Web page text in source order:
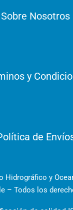
Sobre Nosotros
y
de
Hidrográfico y
– Todos los